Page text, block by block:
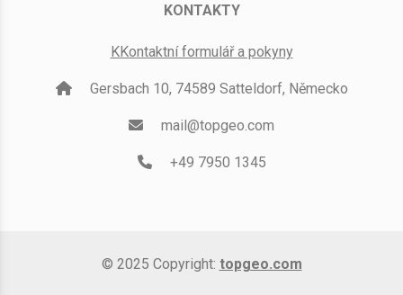
KONTAKTY
KKontaktní formulář a pokyny
Gersbach 10, 74589 Satteldorf, Německo
mail@topgeo.com
+49 7950 1345
© 2025 Copyright: topgeo.com